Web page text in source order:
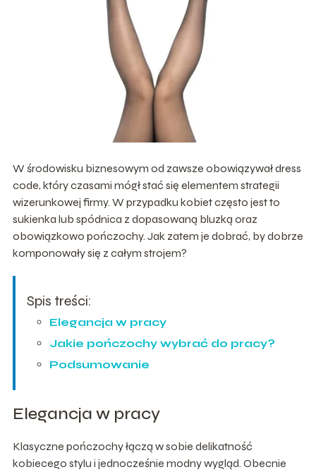
W środowisku biznesowym od zawsze obowiązywał dress
code, który czasami mógł stać się elementem strategii
wizerunkowej firmy. W przypadku kobiet często jest to
sukienka lub spódnica z dopasowaną bluzką oraz
obowiązkowo pończochy. Jak zatem je dobrać, by dobrze
komponowały się z całym strojem?
Spis treści:
Elegancja w pracy
Jakie pończochy wybrać do pracy?
Podsumowanie
Elegancja w pracy
Klasyczne pończochy łączą w sobie delikatność
kobiecego stylu i jednocześnie modny wygląd. Obecnie